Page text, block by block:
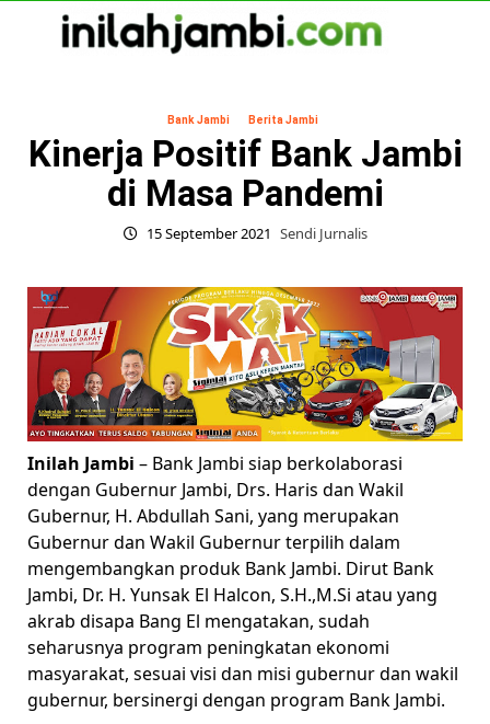
Bank Jambi Berita Jambi
Kinerja Positif Bank Jambi
di Masa Pandemi
15 September 2021 Sendi Jurnalis
Inilah Jambi – Bank Jambi siap berkolaborasi
dengan Gubernur Jambi, Drs. Haris dan Wakil
Gubernur, H. Abdullah Sani, yang merupakan
Gubernur dan Wakil Gubernur terpilih dalam
mengembangkan produk Bank Jambi. Dirut Bank
Jambi, Dr. H. Yunsak El Halcon, S.H.,M.Si atau yang
akrab disapa Bang El mengatakan, sudah
seharusnya program peningkatan ekonomi
masyarakat, sesuai visi dan misi gubernur dan wakil
gubernur, bersinergi dengan program Bank Jambi.